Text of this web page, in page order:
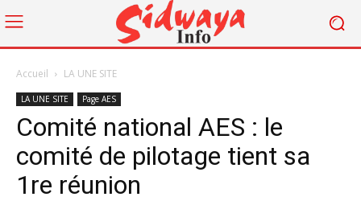
Accueil LA UNE SITE
LA UNE SITE Page AES
Comité national AES : le
comité de pilotage tient sa
1re réunion